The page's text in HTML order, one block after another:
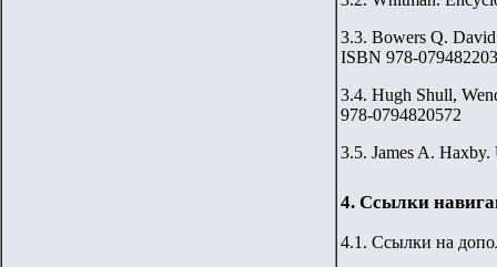
3.3. Bowers Q.
ISBN 978-079482203
3.4. Hugh Shull,
978-0794820572
3.5. James A.
4. Ссылки
4.1. Ссылки на